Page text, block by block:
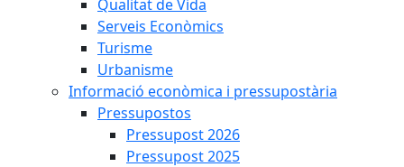
Qualitat de Vida
Serveis Econòmics
Turisme
Urbanisme
Informació econòmica i pressupostària
Pressupostos
Pressupost 2026
Pressupost 2025